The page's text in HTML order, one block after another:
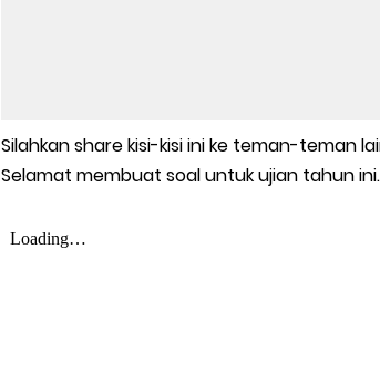
Silahkan share kisi-kisi ini ke teman-teman
Selamat membuat soal untuk ujian tahun ini.